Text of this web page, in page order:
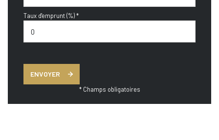
Taux d'emprunt (%) *
ENVOYER
* Champs obligatoires